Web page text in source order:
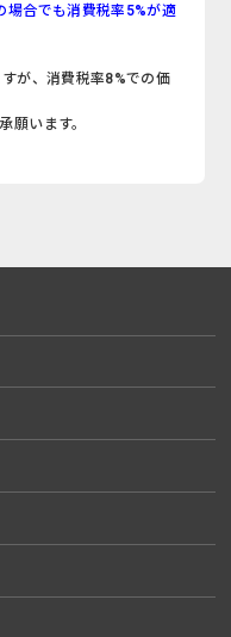
場合でも消費税率5%が適
が、消費税率8%での価
願います。